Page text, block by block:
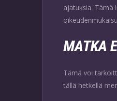
ajatuksia. Tämä
MATKA
Tämä voi
tällä hetkellä